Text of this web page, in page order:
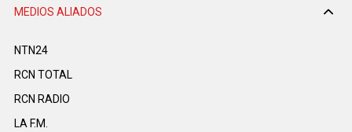
MEDIOS ALIADOS
NTN24
RCN TOTAL
RCN RADIO
LA F.M.